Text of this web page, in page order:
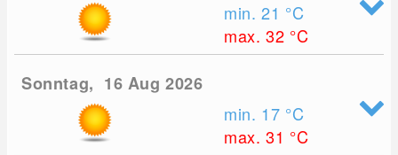
min. 21 °C
max. 32 °C
Sonntag, 16 Aug 2026
min. 17 °C
max. 31 °C